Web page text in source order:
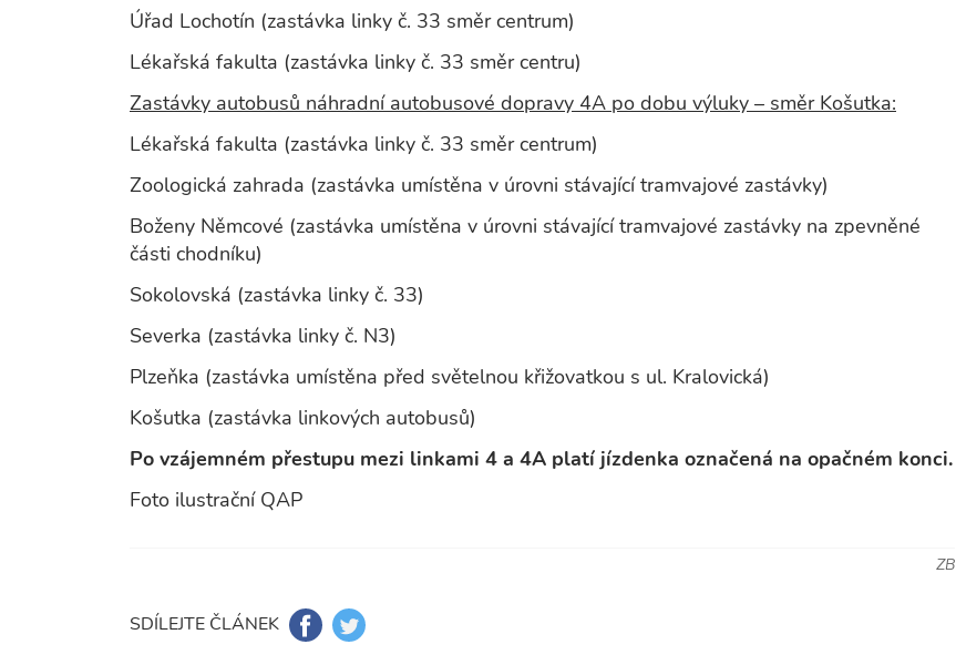
Úřad Lochotín (zastávka linky č. 33 směr centrum)
Lékařská fakulta (zastávka linky č. 33 směr centru)
Zastávky autobusů náhradní autobusové dopravy 4A po dobu výluky – směr Košutka:
Lékařská fakulta (zastávka linky č. 33 směr centrum)
Zoologická zahrada (zastávka umístěna v úrovni stávající tramvajové zastávky)
Boženy Němcové (zastávka umístěna v úrovni stávající tramvajové zastávky na zpevněné
části chodníku)
Sokolovská (zastávka linky č. 33)
Severka (zastávka linky č. N3)
Plzeňka (zastávka umístěna před světelnou křižovatkou s ul. Kralovická)
Košutka (zastávka linkových autobusů)
Po vzájemném přestupu mezi linkami 4 a 4A platí jízdenka označená na opačném konci.
Foto ilustrační QAP
ZB
SDÍLEJTE ČLÁNEK